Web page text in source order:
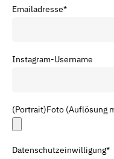
Emailadresse*
Instagram-Username
(Portrait)Foto (Auflösung
Datenschutzeinwilligung*